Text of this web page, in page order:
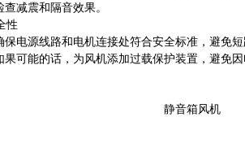
减震和隔音效果。
性
源线路和电机连接处符合安全标准，避免短
能的话，为风机添加过载保护装置，避免